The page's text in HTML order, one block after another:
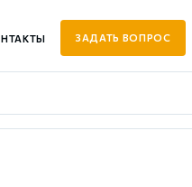
ЗАДАТЬ ВОПРОС